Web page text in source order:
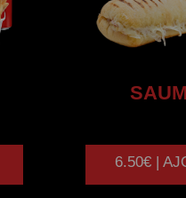
6.50€ |